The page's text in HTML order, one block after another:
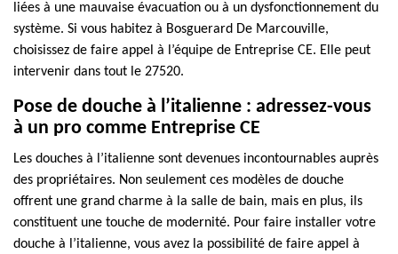
liées à une mauvaise évacuation ou à un dysfonctionnement du
système. Si vous habitez à Bosguerard De Marcouville,
choisissez de faire appel à l’équipe de Entreprise CE. Elle peut
intervenir dans tout le 27520.
Pose de douche à l’italienne : adressez-vous
à un pro comme Entreprise CE
Les douches à l’italienne sont devenues incontournables auprès
des propriétaires. Non seulement ces modèles de douche
offrent une grand charme à la salle de bain, mais en plus, ils
constituent une touche de modernité. Pour faire installer votre
douche à l’italienne, vous avez la possibilité de faire appel à